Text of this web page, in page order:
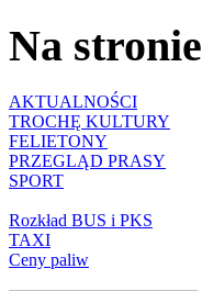
Na stronie
AKTUALNOŚCI
TROCHĘ KULTURY
FELIETONY
PRZEGLĄD PRASY
SPORT
Rozkład BUS i PKS
TAXI
Ceny paliw